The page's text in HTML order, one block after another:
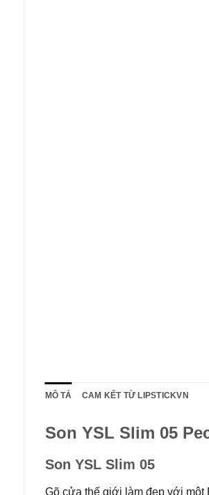
MÔ TẢ CAM KẾT TỪ LIPSTICKVN
Son YSL Slim 05
Son YSL Slim 05
Gõ cửa thế giới làm đẹp với một